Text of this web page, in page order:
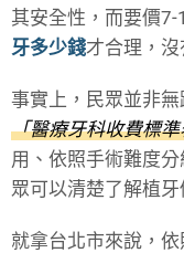
其安全性，而要價
牙多少錢才合理，
事實上，民眾並非無
「醫療牙科收費標準
用、依照手術難度
眾可以清楚了解植牙
就拿台北市來說，